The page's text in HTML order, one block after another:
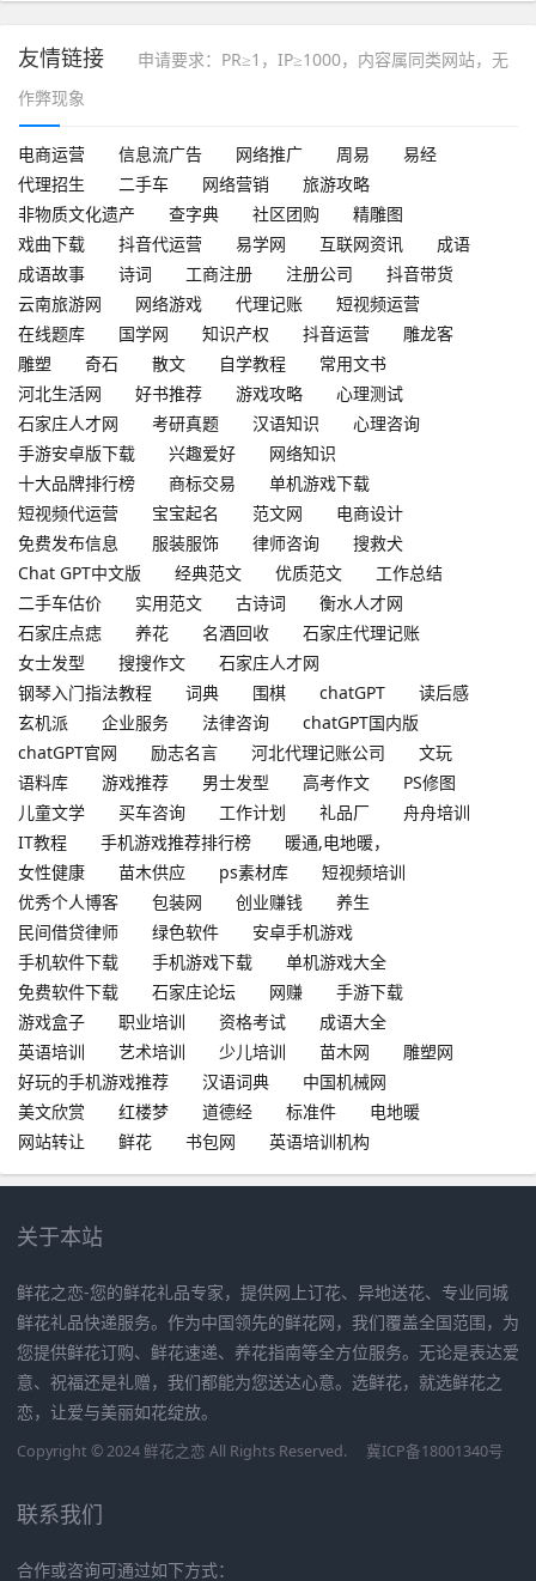
友情链接
申请要求：PR≥1，IP≥1000，内容属同类网站，无
作弊现象
电商运营 信息流广告 网络推广 周易
易经
代理招生
二手车 网络营销
旅游攻略
非物质文化遗产
查字典 社区团购
精雕图
戏曲下载
抖音代运营 易学网 互联网资讯
成语
成语故事
诗词 工商注册 注册公司
抖音带货
云南旅游网
网络游戏 代理记账
短视频运营
在线题库
国学网 知识产权 抖音运营
雕龙客
雕塑
奇石 散文 自学教程
常用文书
河北生活网
好书推荐 游戏攻略
心理测试
石家庄人才网
考研真题 汉语知识
心理咨询
手游安卓版下载
兴趣爱好
网络知识
十大品牌排行榜
商标交易
单机游戏下载
短视频代运营
宝宝起名 范文网
电商设计
免费发布信息
服装服饰 律师咨询
搜救犬
Chat GPT中文版
经典范文 优质范文
工作总结
二手车估价
实用范文 古诗词
衡水人才网
石家庄点痣
养花 名酒回收
石家庄代理记账
女士发型
搜搜作文
石家庄人才网
钢琴入门指法教程
词典 围棋 chatGPT
读后感
玄机派
企业服务 法律咨询
chatGPT国内版
chatGPT官网
励志名言 河北代理记账公司
文玩
语料库
游戏推荐 男士发型 高考作文
PS修图
儿童文学
买车咨询 工作计划 礼品厂
舟舟培训
IT教程
手机游戏推荐排行榜
暖通,电地暖，
女性健康
苗木供应 ps素材库
短视频培训
优秀个人博客
包装网 创业赚钱
养生
民间借贷律师
绿色软件
安卓手机游戏
手机软件下载
手机游戏下载
单机游戏大全
免费软件下载
石家庄论坛 网赚
手游下载
游戏盒子
职业培训 资格考试
成语大全
英语培训
艺术培训 少儿培训 苗木网
雕塑网
好玩的手机游戏推荐
汉语词典
中国机械网
美文欣赏
红楼梦 道德经 标准件
电地暖
网站转让
鲜花 书包网 英语培训机构
关于本站
鲜花之恋-您的鲜花礼品专家，提供网上订花、异地送花、专业同城
鲜花礼品快递服务。作为中国领先的鲜花网，我们覆盖全国范围，为
您提供鲜花订购、鲜花速递、养花指南等全方位服务。无论是表达爱
意、祝福还是礼赠，我们都能为您送达心意。选鲜花，就选鲜花之
恋，让爱与美丽如花绽放。
Copyright © 2024 鲜花之恋 All Rights Reserved. 冀ICP备18001340号
联系我们
合作或咨询可通过如下方式：